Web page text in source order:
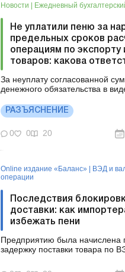
Новости | Ежедневный
Не уплатили пеню за
предельных сроков
операциям по экспорту
товаров: какова
За неуплату согласованной
денежного обязательства в
ответственности в виде
неуплаченная согласованная
денежного обязательства
погашению в порядке,
РАЗЪЯСНЕНИЕ
0 0 20
Online издание «Баланс»
ВЭД и
операции
Последствия
доставки: как
избежать пени
Предприятию была начислена
задержку поставки товара по
блокировкой Суэцкого канала. В